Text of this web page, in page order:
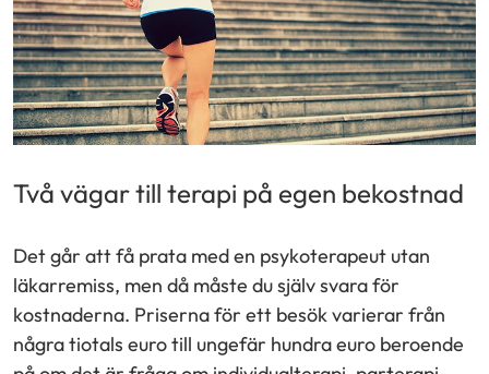
Två vägar till terapi på egen bekostnad
Det går att få prata med en psykoterapeut utan
läkarremiss, men då måste du själv svara för
kostnaderna. Priserna för ett besök varierar från
några tiotals euro till ungefär hundra euro beroende